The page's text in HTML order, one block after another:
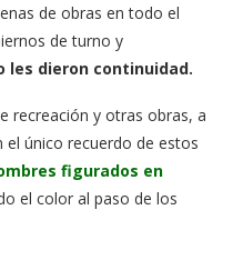
de obras en todo el
de turno y
les dieron continuidad.
recreación y otras obras, a
único recuerdo de estos
figurados en
el color al paso de los